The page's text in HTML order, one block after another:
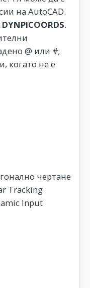
на AutoCAD.
DYNPICOORDS.
@ или #;
когато не е
чертане
Tracking
Input